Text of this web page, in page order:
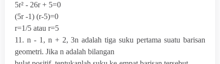
5r² - 26r + 5=0
(5r -1) (r-5)=0
r=1/5 atau r=5
11. n - 1, n + 2, 3n adalah tiga suku pertama suatu barisan
geometri. Jika n adalah bilangan